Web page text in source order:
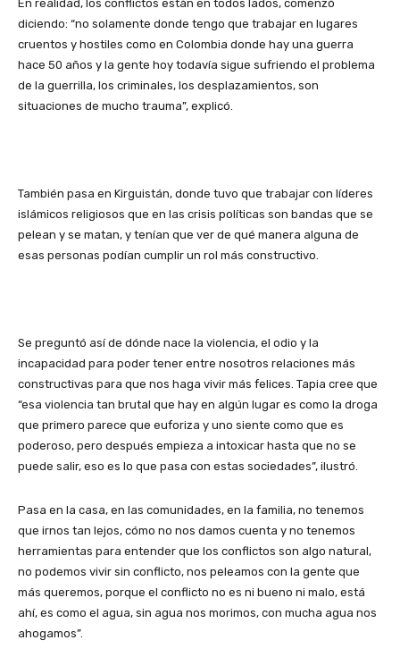
En realidad, los conflictos están en todos lados, comenzó
diciendo: “no solamente donde tengo que trabajar en lugares
cruentos y hostiles como en Colombia donde hay una guerra
hace 50 años y la gente hoy todavía sigue sufriendo el problema
de la guerrilla, los criminales, los desplazamientos, son
situaciones de mucho trauma”, explicó.
También pasa en Kirguistán, donde tuvo que trabajar con líderes
islámicos religiosos que en las crisis políticas son bandas que se
pelean y se matan, y tenían que ver de qué manera alguna de
esas personas podían cumplir un rol más constructivo.
Se preguntó así de dónde nace la violencia, el odio y la
incapacidad para poder tener entre nosotros relaciones más
constructivas para que nos haga vivir más felices. Tapia cree que
“esa violencia tan brutal que hay en algún lugar es como la droga
que primero parece que euforiza y uno siente como que es
poderoso, pero después empieza a intoxicar hasta que no se
puede salir, eso es lo que pasa con estas sociedades”, ilustró.
Pasa en la casa, en las comunidades, en la familia, no tenemos
que irnos tan lejos, cómo no nos damos cuenta y no tenemos
herramientas para entender que los conflictos son algo natural,
no podemos vivir sin conflicto, nos peleamos con la gente que
más queremos, porque el conflicto no es ni bueno ni malo, está
ahí, es como el agua, sin agua nos morimos, con mucha agua nos
ahogamos”.